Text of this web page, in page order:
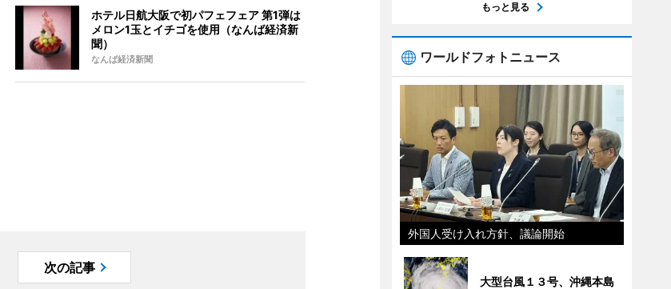
ホテル日航大阪で初パフェフェア 第1弾は
メロン1玉とイチゴを使用（なんば経済新
聞）
なんば経済新聞
次の記事
もっと見る
ワールドフォトニュース
外国人受け入れ方針、議論開始
大型台風１３号、沖縄本島